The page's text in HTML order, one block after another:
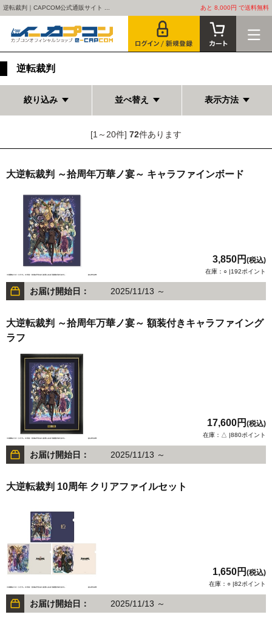
逆転裁判｜CAPCOM公式通販サイト ... あと 8,000円 で送料無料
逆転裁判
絞り込み 並べ替え 表示方法
[1～20件] 72件あります
大逆転裁判 ～拾周年万華ノ宴～ キャラファインボード
3,850円 (税込)
在庫：○ |192ポイント
お届け開始日： 2025/11/13 ～
大逆転裁判 ～拾周年万華ノ宴～ 額装付きキャラファイング
ラフ
17,600円 (税込)
在庫：△ |880ポイント
お届け開始日： 2025/11/13 ～
大逆転裁判 10周年 クリアファイルセット
1,650円 (税込)
在庫：○ |82ポイント
お届け開始日： 2025/11/13 ～